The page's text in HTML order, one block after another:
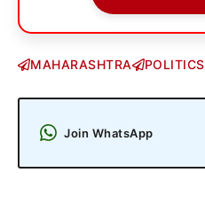
MAHARASHTRA POLITICS
Join WhatsApp